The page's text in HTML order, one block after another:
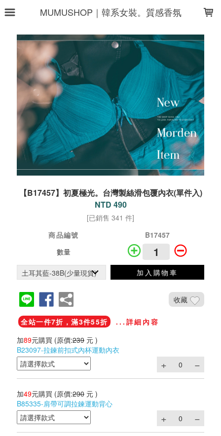
MUMUSHOP｜韓系女裝。質感香氛
【B17457】初夏極光。台灣製絲滑包覆內衣(單件入)
NTD 490
[已銷售 341 件]
商品編號
B17457
數量
加入購物車
收藏
全站一件7折，滿3件55折
...詳細內容
加89元購買 (原價:239 元 )
B23097-拉鍊前扣式內杯運動內衣
加49元購買 (原價:290 元 )
B85335-肩帶可調拉鍊運動背心